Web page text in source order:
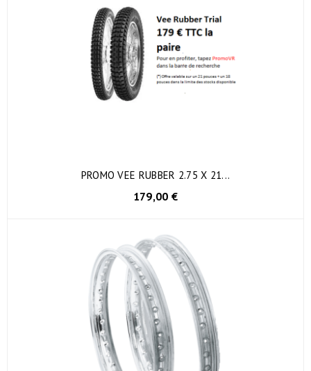
PROMO VEE RUBBER 2.75 X 21...
179,00 €